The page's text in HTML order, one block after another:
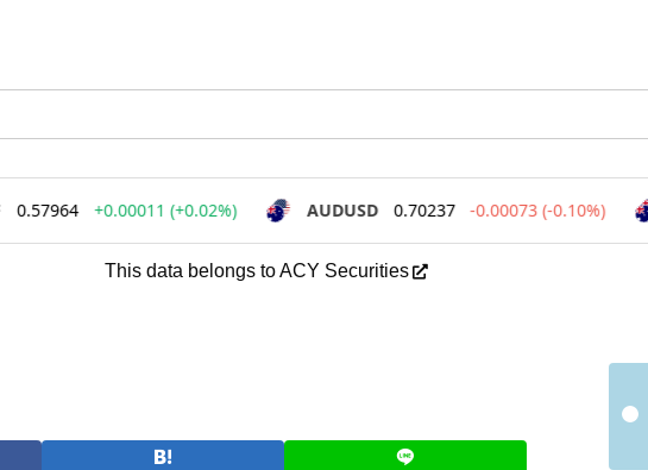
This data belongs to ACY Securities